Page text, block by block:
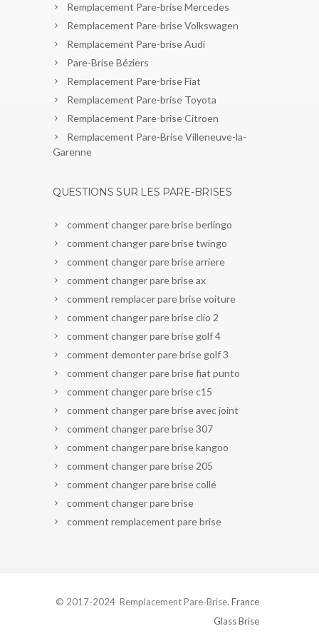
Remplacement Pare-brise Mercedes
Remplacement Pare-brise Volkswagen
Remplacement Pare-brise Audi
Pare-Brise Béziers
Remplacement Pare-brise Fiat
Remplacement Pare-brise Toyota
Remplacement Pare-brise Citroen
Remplacement Pare-Brise Villeneuve-la-
Garenne
QUESTIONS SUR LES PARE-BRISES
comment changer pare brise berlingo
comment changer pare brise twingo
comment changer pare brise arriere
comment changer pare brise ax
comment remplacer pare brise voiture
comment changer pare brise clio 2
comment changer pare brise golf 4
comment demonter pare brise golf 3
comment changer pare brise fiat punto
comment changer pare brise c15
comment changer pare brise avec joint
comment changer pare brise 307
comment changer pare brise kangoo
comment changer pare brise 205
comment changer pare brise collé
comment changer pare brise
comment remplacement pare brise
© 2017-2024 Remplacement Pare-Brise. France
Glass Brise